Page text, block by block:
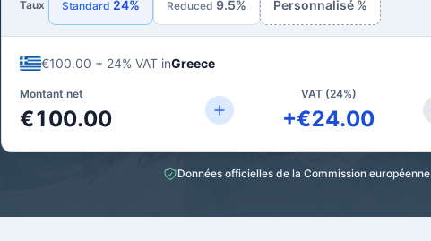
Taux Standard 24% Reduced 9.5% Personnalisé %
€100.00 + 24% VAT inGreece
Montant net
€100.00
VAT (24%)
+€24.00
Données officielles de la Commission européenne